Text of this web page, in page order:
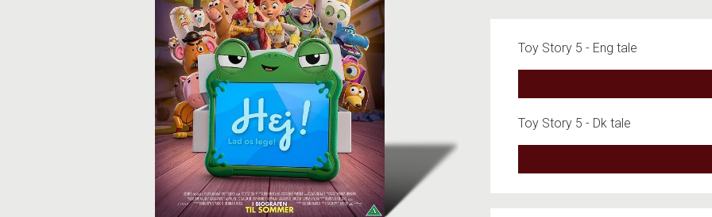
Toy Story 5 - Eng tale
Toy Story 5 - Dk tale